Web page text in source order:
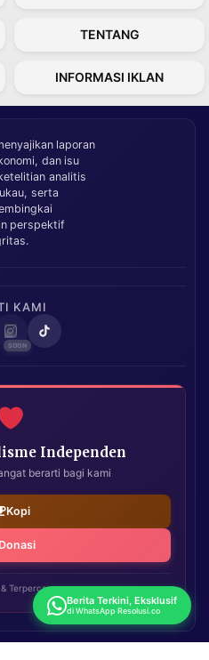
TENTANG
INFORMASI IKLAN
laporan
dan isu
analitis
serta
perspektif
KAMI
Independen
berarti bagi kami
Kopi
Terpercaya
Berita Terkini, Eksklusif
di WhatsApp Resolusi.co